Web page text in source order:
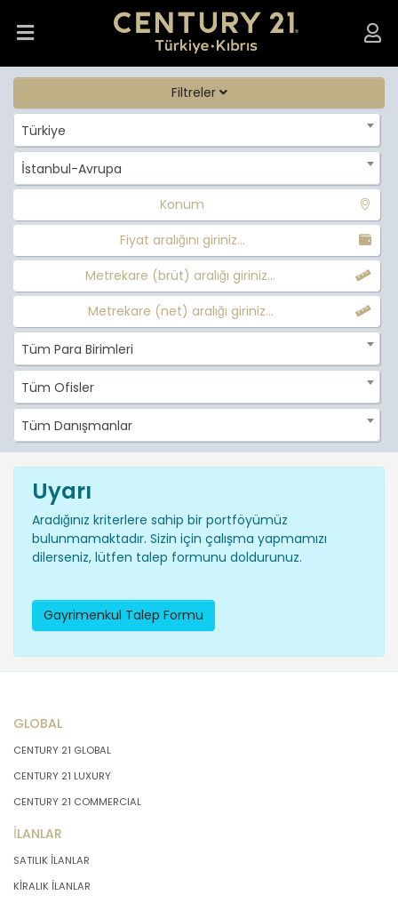
Filtreler
Türkiye
İstanbul-Avrupa
Konum
Fiyat aralığını giriniz...
Metrekare (brüt) aralığı giriniz...
Metrekare (net) aralığı giriniz...
Tüm Para Birimleri
Tüm Ofisler
Tüm Danışmanlar
Uyarı
Aradığınız kriterlere sahip bir portföyümüz
bulunmamaktadır. Sizin için çalışma yapmamızı
dilerseniz, lütfen talep formunu doldurunuz.
Gayrimenkul Talep Formu
GLOBAL
CENTURY 21 GLOBAL
CENTURY 21 LUXURY
CENTURY 21 COMMERCIAL
İLANLAR
SATILIK İLANLAR
KİRALIK İLANLAR